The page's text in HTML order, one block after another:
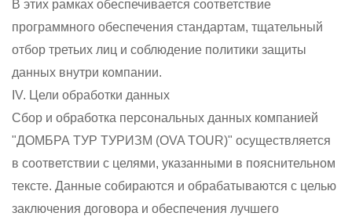
В этих рамках обеспечивается соответствие
программного обеспечения стандартам, тщательный
отбор третьих лиц и соблюдение политики защиты
данных внутри компании.
IV. Цели обработки данных
Сбор и обработка персональных данных компанией
"ДОМБРА ТУР ТУРИЗМ (OVA TOUR)" осуществляется
в соответствии с целями, указанными в пояснительном
тексте. Данные собираются и обрабатываются с целью
заключения договора и обеспечения лучшего